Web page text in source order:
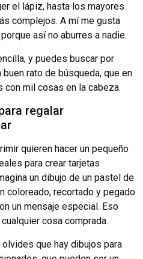
el lápiz, hasta los mayores
complejos. A mí me gusta
así no aburres a nadie.
y puedes buscar por
rato de búsqueda, que en
mil cosas en la cabeza.
regalar
quieren hacer un pequeño
para crear tarjetas
un dibujo de un pastel de
coloreado, recortado y pegado
un mensaje especial. Eso
cosa comprada.
olvides que hay dibujos para